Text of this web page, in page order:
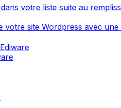
votre liste suite au
votre site Wordpress avec